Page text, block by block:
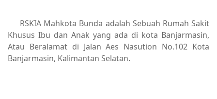
RSKIA Mahkota Bunda adalah Sebuah Rumah Sakit
Khusus Ibu dan Anak yang ada di kota Banjarmasin,
Atau Beralamat di Jalan Aes Nasution No.102 Kota
Banjarmasin, Kalimantan Selatan.